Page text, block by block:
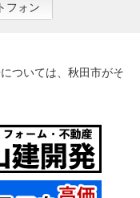
フォン
ついては、秋田市がそ